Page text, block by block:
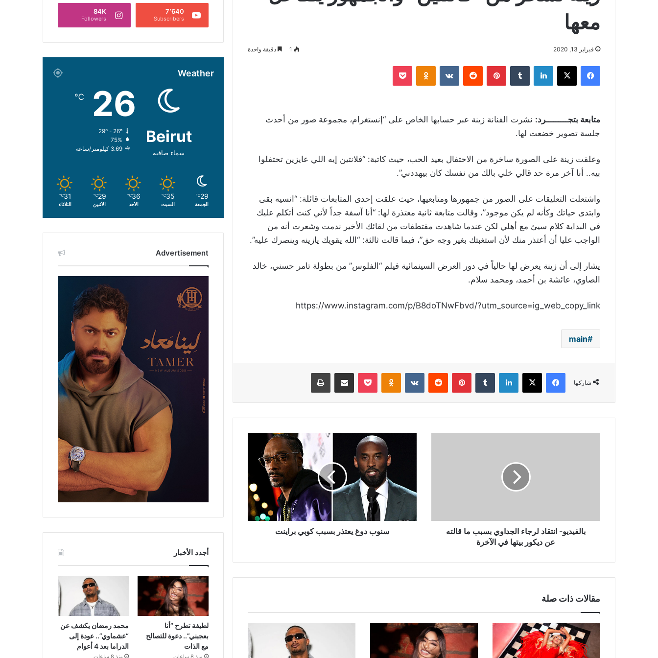
معها
فبراير 13, 2020 1 دقيقة واحدة
فيسبوك ‫X لينكدإن بينتيريست Odnoklassniki
‫Pocket
متابعة بتجـــــــــرد: نشرت الفنانة زينة عبر حسابها الخاص على “إنستغرام، مجموعة صور من أحدث
جلسة تصوير خضعت لها.
وعلقت زينة على الصورة ساخرة من الاحتفال بعيد الحب، حيث كاتبة: “فلانتين إيه اللي عايزين تحتفلوا
بيه.. أنا آخر مرة حد قالي خلي بالك من نفسك كان بيهددني”.
واشتعلت التعليقات على الصور من جمهورها ومتابعيها، حيث علقت إحدى المتابعات قائلة: “انسيه بقى
وابتدى حياتك وكأنه لم يكن موجود”، وقالت متابعة ثانية معتذرة لها: “أنا آسفة جداً لأني كنت أتكلم عليك
في البداية كلام سيئ مع أهلي لكن عندما شاهدت مقتطفات من لقائك الأخير ندمت وشعرت أنه من
الواجب عليا أن أعتذر منك لأن استغبتك بغير وجه حق”، فيما قالت ثالثة: “الله يقويك يازينه وينصرك عليه”.
يشار إلى أن زينة يعرض لها حالياً في دور العرض السينمائية فيلم “الفلوس” من بطولة تامر حسني، خالد
الصاوي، عائشة بن أحمد، ومحمد سلام.
https://www.instagram.com/p/B8doTNwFbvd/?utm_source=ig_web_copy_link
main
شاركها
فيسبوك ‫X لينكدإن بينتيريست Odnoklassniki
‫Pocket مشاركة عبر البريد طباعة
ديكور
بالفيديو- انتقاد لرجاء الجداوي بسبب ما قالته
عن ديكور بيتها في الآخرة
براينت
سنوب دوغ يعتذر بسبب كوبي براينت
مقالات ذات صلة
7٬640
Subscribers
84K
Followers
Weather
Beirut
سماء صافية
26
℃
29º - 26º
75%
3.69 كيلومتر/ساعة
29
℃
الجمعة
35
℃
السبت
36
℃
الأحد
29
℃
الأثنين
31
℃
الثلاثاء
Advertisement
أجدد الأخبار
لطيفة تطرح “أنا
بعجبني”.. دعوة للتصالح
مع الذات
منذ 8 ساعات
محمد رمضان يكشف عن
“عشماوي”.. عودة إلى
الدراما بعد 4 أعوام
منذ 8 ساعات